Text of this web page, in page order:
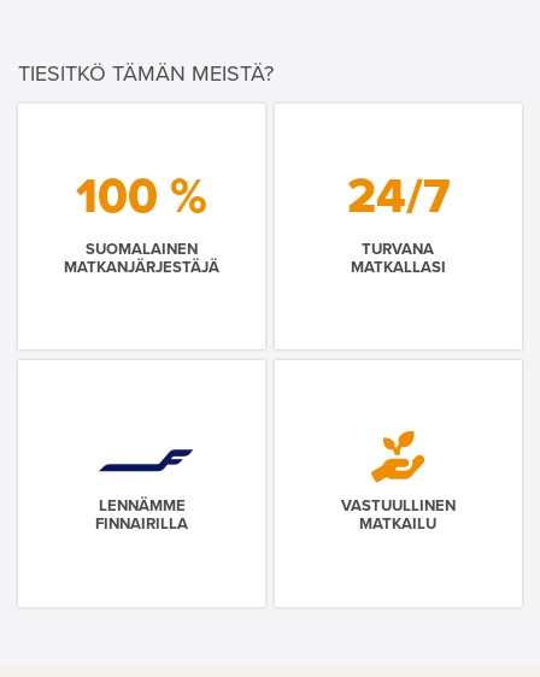
TIESITKÖ TÄMÄN MEISTÄ?
100 %
SUOMALAINEN
MATKANJÄRJESTÄJÄ
24/7
TURVANA
MATKALLASI
LENNÄMME
FINNAIRILLA
VASTUULLINEN
MATKAILU